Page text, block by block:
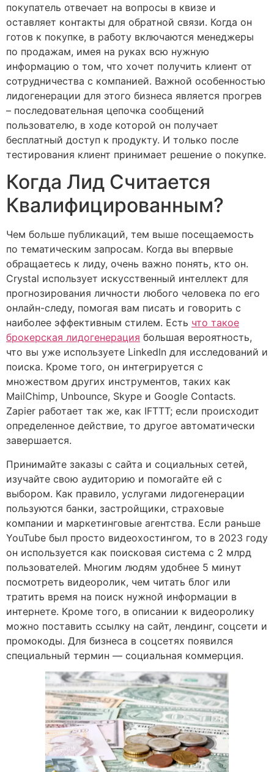
покупатель отвечает на вопросы в квизе и
оставляет контакты для обратной связи. Когда он
готов к покупке, в работу включаются менеджеры
по продажам, имея на руках всю нужную
информацию о том, что хочет получить клиент от
сотрудничества с компанией. Важной особенностью
лидогенерации для этого бизнеса является прогрев
– последовательная цепочка сообщений
пользователю, в ходе которой он получает
бесплатный доступ к продукту. И только после
тестирования клиент принимает решение о покупке.
Когда Лид Считается
Квалифицированным?
Чем больше публикаций, тем выше посещаемость
по тематическим запросам. Когда вы впервые
обращаетесь к лиду, очень важно понять, кто он.
Crystal использует искусственный интеллект для
прогнозирования личности любого человека по его
онлайн-следу, помогая вам писать и говорить с
наиболее эффективным стилем. Есть что такое
брокерская лидогенерация большая вероятность,
что вы уже используете LinkedIn для исследований и
поиска. Кроме того, он интегрируется с
множеством других инструментов, таких как
MailChimp, Unbounce, Skype и Google Contacts.
Zapier работает так же, как IFTTT; если происходит
определенное действие, то другое автоматически
завершается.
Принимайте заказы с сайта и социальных сетей,
изучайте свою аудиторию и помогайте ей с
выбором. Как правило, услугами лидогенерации
пользуются банки, застройщики, страховые
компании и маркетинговые агентства. Если раньше
YouTube был просто видеохостингом, то в 2023 году
он используется как поисковая система с 2 млрд
пользователей. Многим людям удобнее 5 минут
посмотреть видеоролик, чем читать блог или
тратить время на поиск нужной информации в
интернете. Кроме того, в описании к видеоролику
можно поставить ссылку на сайт, лендинг, соцсети и
промокоды. Для бизнеса в соцсетях появился
специальный термин — социальная коммерция.